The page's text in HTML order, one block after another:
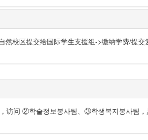
校区提交给国际学生支援组->缴纳学费/提
访问 ②학술정보봉사팀、③학생복지봉사팀